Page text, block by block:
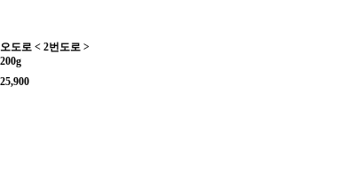
오도로 < 2번도로 >
200g
25,900